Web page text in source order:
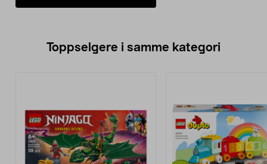
Toppselgere i samme kategori